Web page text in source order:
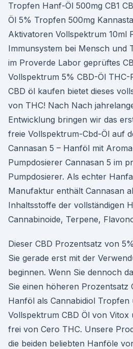
Tropfen Hanf-Öl 500mg CB1
Öl 5% Tropfen 500mg
Aktivatoren Vollspektrum 10ml
Immunsystem bei Mensch und
im Proverde Labor geprüftes
Vollspektrum 5% CBD-Öl
CBD öl kaufen bietet dieses
von THC! Nach Nach
Entwicklung bringen wir das
freie Vollspektrum-Cbd-Öl auf
Cannasan 5 – Hanföl mit
Pumpdosierer Cannasan 5 im
Pumpdosierer. Als echter
Manufaktur enthält Cannasan
Inhaltsstoffe der vollständigen
Cannabinoide, Terpene,
Dieser CBD Prozentsatz von
Sie gerade erst mit der
beginnen. Wenn Sie dennoch
Sie einen höheren Prozentsatz
Hanföl als Cannabidiol Tropfen
Vollspektrum CBD Öl von
frei von Cero THC. Unsere
die beiden beliebten Hanföle